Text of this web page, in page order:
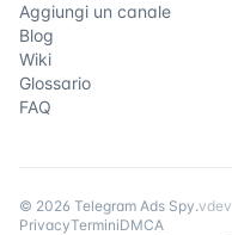
Aggiungi un canale
Blog
Wiki
Glossario
FAQ
© 2026 Telegram Ads Spy.vdev
PrivacyTerminiDMCA